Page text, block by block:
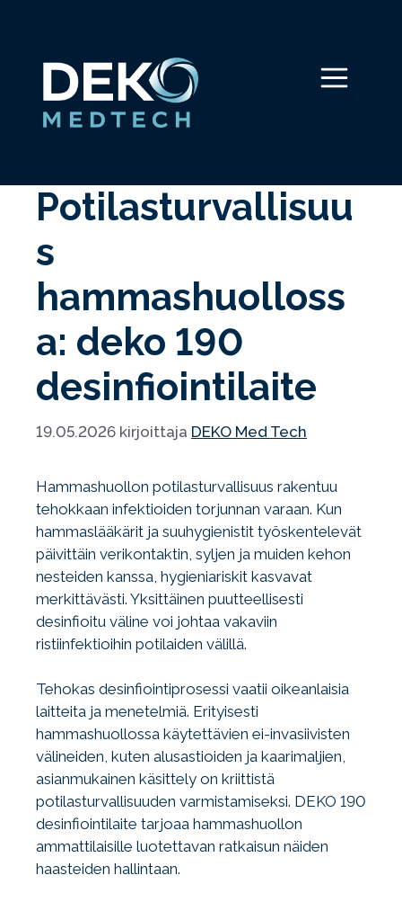
Valikko
Potilasturvallisuu
s
hammashuolloss
a: deko 190
desinfiointilaite
19.05.2026 kirjoittaja DEKO Med Tech
Hammashuollon potilasturvallisuus rakentuu
tehokkaan infektioiden torjunnan varaan. Kun
hammaslääkärit ja suuhygienistit työskentelevät
päivittäin verikontaktin, syljen ja muiden kehon
nesteiden kanssa, hygieniariskit kasvavat
merkittävästi. Yksittäinen puutteellisesti
desinfioitu väline voi johtaa vakaviin
ristiinfektioihin potilaiden välillä.
Tehokas desinfiointiprosessi vaatii oikeanlaisia
laitteita ja menetelmiä. Erityisesti
hammashuollossa käytettävien ei-invasiivisten
välineiden, kuten alusastioiden ja kaarimaljien,
asianmukainen käsittely on kriittistä
potilasturvallisuuden varmistamiseksi. DEKO 190
desinfiointilaite tarjoaa hammashuollon
ammattilaisille luotettavan ratkaisun näiden
haasteiden hallintaan.